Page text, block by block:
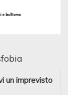
un imprevisto